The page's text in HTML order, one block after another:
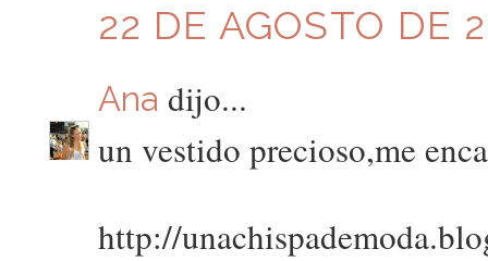
22 DE AGOSTO DE
Ana dijo...
un vestido precioso,me
http://